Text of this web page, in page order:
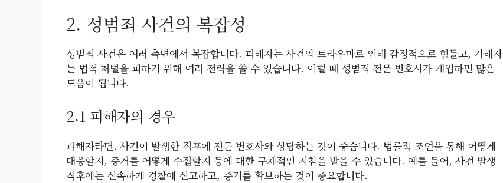
2. 성범죄 사건의 복잡성
성범죄 사건은 여러 측면에서 복잡합니다. 피해자는 사건의 트라우마로 인해 감정적으로 힘들고, 가해자
는 법적 처벌을 피하기 위해 여러 전략을 쓸 수 있습니다. 이럴 때 성범죄 전문 변호사가 개입하면 많은
도움이 됩니다.
2.1 피해자의 경우
피해자라면, 사건이 발생한 직후에 전문 변호사와 상담하는 것이 좋습니다. 법률적 조언을 통해 어떻게
대응할지, 증거를 어떻게 수집할지 등에 대한 구체적인 지침을 받을 수 있습니다. 예를 들어, 사건 발생
직후에는 신속하게 경찰에 신고하고, 증거를 확보하는 것이 중요합니다.